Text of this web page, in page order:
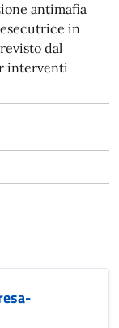
antimafia
in
dal
interventi